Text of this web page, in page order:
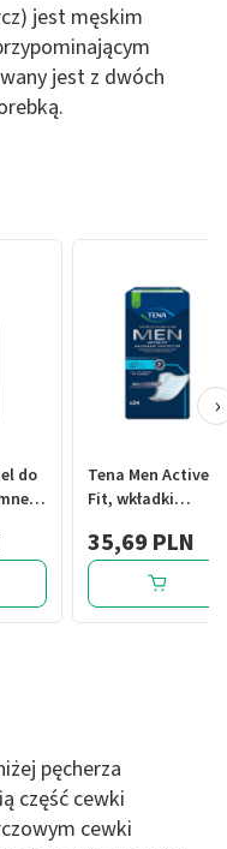
jest męskim
jest z dwóch
do
Tena Men Active
Fit, wkładki
mężczyzn, level 1,
24 szt.
35,69 PLN
›
pęcherza
część cewki
cewki